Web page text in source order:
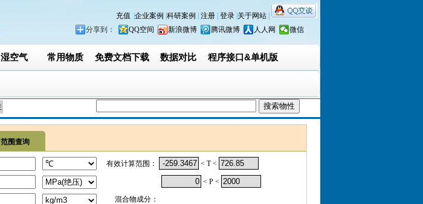
充值 企业案例 科研案例 注册 登录 关于网站
分享到：
QQ空间 新浪微博 腾讯微博 人人网 微信
湿空气 常用物质 免费文档下载 数据对比 程序接口&单机版
范围查询
混合物成分：
有效计算范围： < T <
< P <